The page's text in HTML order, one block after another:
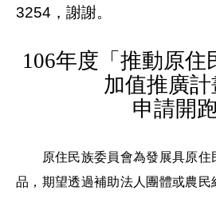
3254，謝謝。
106年度「推動原住
加值推廣計
申請開
原住民族委員會為發展具原住
品，期望透過補助法人團體或農